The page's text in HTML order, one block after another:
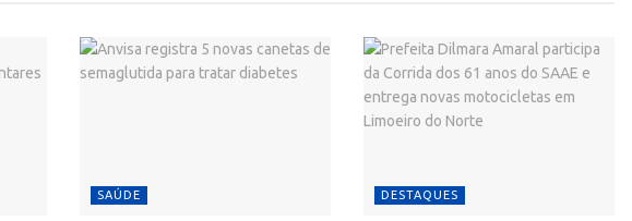
SAÚDE DESTAQUES